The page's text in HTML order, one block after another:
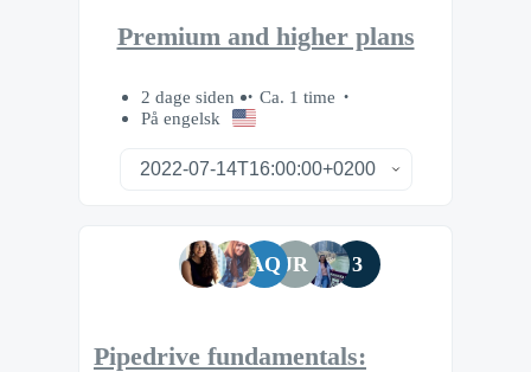
Premium and higher plans
2 dage siden
Ca. 1 time
På engelsk
AQ JR 3
Pipedrive fundamentals: